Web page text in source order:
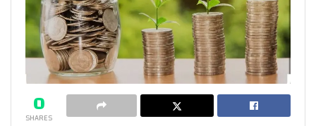
0
SHARES